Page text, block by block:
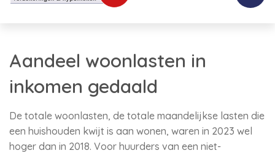
Aandeel woonlasten in
inkomen gedaald
De totale woonlasten, de totale maandelijkse lasten die
een huishouden kwijt is aan wonen, waren in 2023 wel
hoger dan in 2018. Voor huurders van een niet-